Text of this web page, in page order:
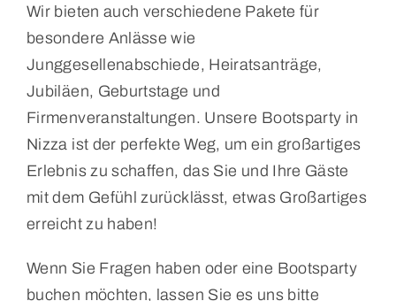
Wir bieten auch verschiedene Pakete für
besondere Anlässe wie
Junggesellenabschiede, Heiratsanträge,
Jubiläen, Geburtstage und
Firmenveranstaltungen. Unsere Bootsparty in
Nizza ist der perfekte Weg, um ein großartiges
Erlebnis zu schaffen, das Sie und Ihre Gäste
mit dem Gefühl zurücklässt, etwas Großartiges
erreicht zu haben!
Wenn Sie Fragen haben oder eine Bootsparty
buchen möchten, lassen Sie es uns bitte